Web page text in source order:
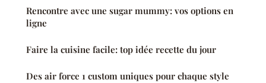
Rencontre avec une sugar mummy: vos options en
ligne
Faire la cuisine facile: top idée recette du jour
Des air force 1 custom uniques pour chaque style